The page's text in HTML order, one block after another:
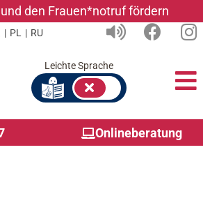
den Frauen*notruf fördern
| PL | RU
Leichte Sprache
Onlineberatung